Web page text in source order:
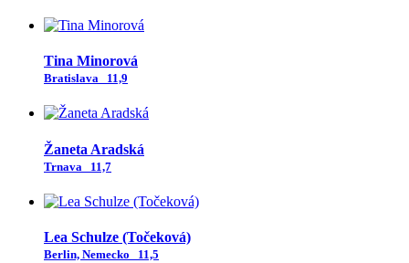
Tina Minorová
Bratislava 11,9
Žaneta Aradská
Trnava 11,7
Lea Schulze (Točeková)
Berlin, Nemecko 11,5